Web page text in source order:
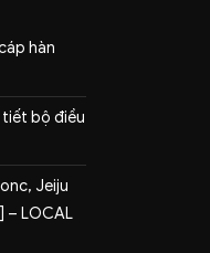
hàn
bộ điều
Jeiju
– LOCAL